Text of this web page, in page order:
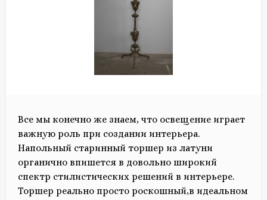
Все мы конечно же знаем, что освещение играет
важную роль при создании интерьера.
Напольный старинный торшер из латуни
органично впишется в довольно широкий
спектр стилистических решений в интерьере.
Торшер реально просто роскошный,в идеальном